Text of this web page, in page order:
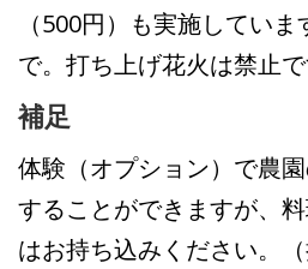
（500円）も実施してい
で。打ち上げ花火は禁止で
補足
体験（オプション）で農
することができますが、
はお持ち込みください。